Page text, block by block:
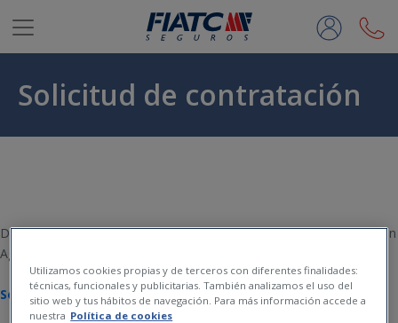
Saltar al contenido principal
Solicitud de contratación
Documento a utilizar únicamente para la contratación a través de un
Agente de seguros de FIATC.
Solicitud de contratación
Utilizamos cookies propias y de terceros con diferentes finalidades:
técnicas, funcionales y publicitarias. También analizamos el uso del
sitio web y tus hábitos de navegación. Para más información accede a
nuestra Política de cookies